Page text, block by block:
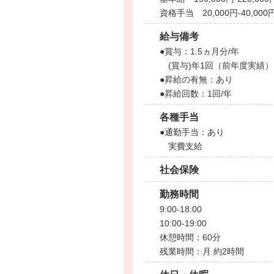
資格手当 20,000円-40,000
給与備考
●賞与：1.5ヵ月分/年
(賞与)年1回（前年度実績）
●昇給の有無：あり
●昇給回数：1回/年
各種手当
●通勤手当：あり
実費支給
社会保険
勤務時間
9:00-18:00
10:00-19:00
休憩時間：60分
残業時間：月 約2時間